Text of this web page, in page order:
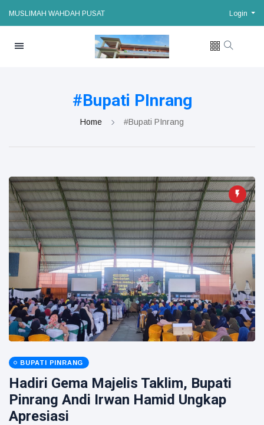
MUSLIMAH WAHDAH PUSAT Login
#Bupati PInrang
Home #Bupati PInrang
BUPATI PINRANG
Hadiri Gema Majelis Taklim, Bupati
Pinrang Andi Irwan Hamid Ungkap
Apresiasi